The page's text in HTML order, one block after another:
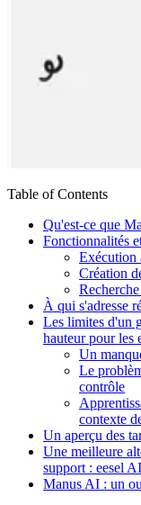
Table of Contents
Qu'est-ce que
Fonctionnalités
Exécution
Création
À qui s'adresse
Les limites d'un
hauteur pour les
Un
Le
contrôle
contexte
Un aperçu des
Une meilleure
support : eesel AI
Manus AI : un